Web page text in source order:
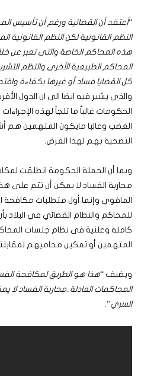
“أعتقد أن القضائية ورغم أن تأسيس
النظم القانونية لكن النظم القانونية
هذه المحاكم الخاصة والتى تعبر عن
المحاكم الطبيعية الأخرى والنظم
كل القضايا فساد أو غيرها بكفاءة
والذي يشير فيه ايضا الى ان الدول
الحكومات غالباً ما تلجأ لهذه
الغضب وغالبا مايكون المتهمين
التضحية بهم لهذا الغرض.
وبما أن الحملة الحكومة انطلقت
محاربة الفساد لا يمكن أن تتم على
المافوي وإنما أول متطلبات مكافحة
للمحاكم والنظام القضائي في
كاملة وعلنية فى نظام جلسات
المتهمين أو تمكين محاميهم
ويضيف “هذا هو الطريق لمكافحة
المحاكمات العادلة..محاربة الفساد لا
السري“.